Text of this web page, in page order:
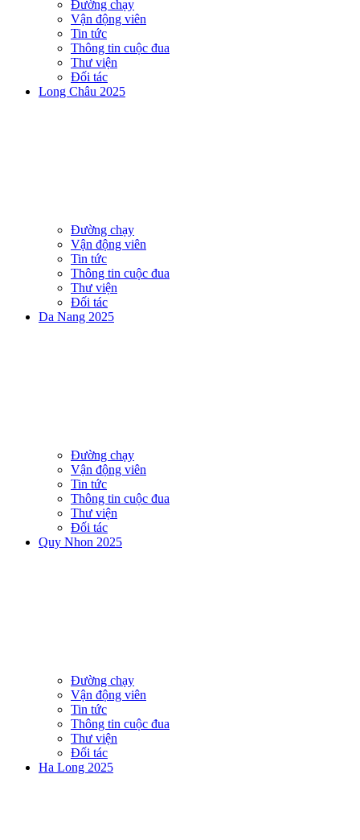
Đường chạy
Vận động viên
Tin tức
Thông tin cuộc đua
Thư viện
Đối tác
Long Châu 2025
Đường chạy
Vận động viên
Tin tức
Thông tin cuộc đua
Thư viện
Đối tác
Da Nang 2025
Đường chạy
Vận động viên
Tin tức
Thông tin cuộc đua
Thư viện
Đối tác
Quy Nhon 2025
Đường chạy
Vận động viên
Tin tức
Thông tin cuộc đua
Thư viện
Đối tác
Ha Long 2025